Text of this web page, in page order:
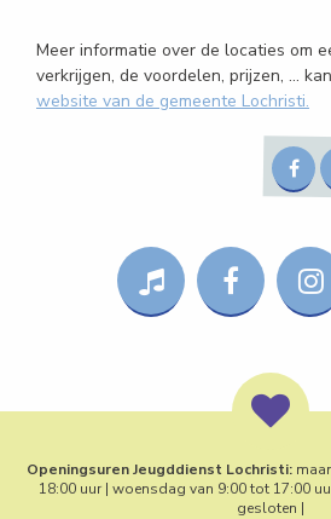
Meer informatie over de locaties om
verkrijgen, de voordelen, prijzen, ...
website van de gemeente Lochristi.
Openingsuren Jeugddienst Lochristi:
18:00 uur | woensdag van 9:00 tot 17:00
gesloten |